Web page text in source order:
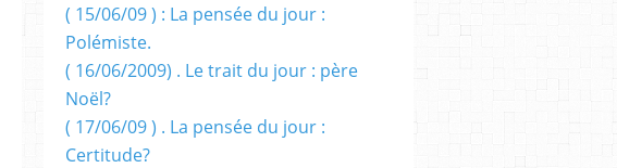
( 15/06/09 ) : La pensée du jour :
Polémiste.
( 16/06/2009) . Le trait du jour : père
Noël?
( 17/06/09 ) . La pensée du jour :
Certitude?